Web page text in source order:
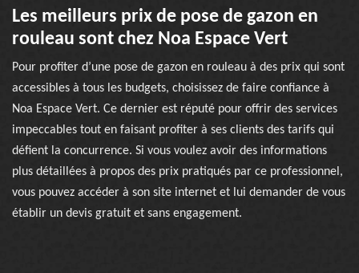
Les meilleurs prix de pose de gazon en
rouleau sont chez Noa Espace Vert
Pour profiter d’une pose de gazon en rouleau à des prix qui sont
accessibles à tous les budgets, choisissez de faire confiance à
Noa Espace Vert. Ce dernier est réputé pour offrir des services
impeccables tout en faisant profiter à ses clients des tarifs qui
défient la concurrence. Si vous voulez avoir des informations
plus détaillées à propos des prix pratiqués par ce professionnel,
vous pouvez accéder à son site internet et lui demander de vous
établir un devis gratuit et sans engagement.